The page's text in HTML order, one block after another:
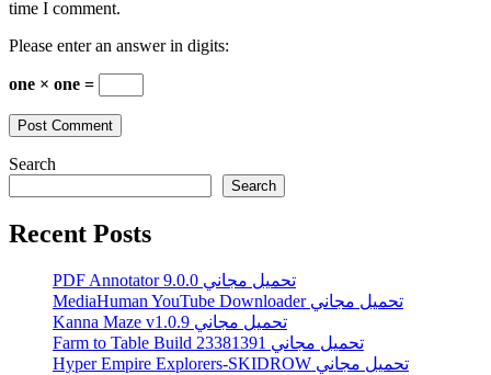
time I comment.
Please enter an answer in digits:
one × one =
Search
Search
Recent Posts
PDF Annotator 9.0.0 تحميل مجاني
MediaHuman YouTube Downloader تحميل مجاني
Kanna Maze v1.0.9 تحميل مجاني
Farm to Table Build 23381391 تحميل مجاني
Hyper Empire Explorers-SKIDROW تحميل مجاني